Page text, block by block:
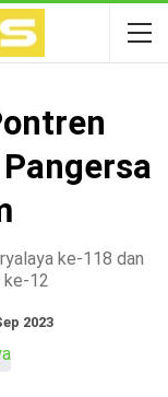
ke-118 dan
ke-12
2023